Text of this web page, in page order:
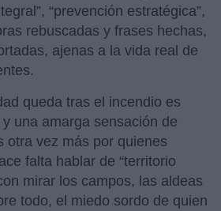
“prevención estratégica”,
rebuscadas y frases hechas,
ajenas a la vida real de
queda tras el incendio es
una amarga sensación de
otra vez más por quienes
falta hablar de “territorio
mirar los campos, las aldeas
todo, el miedo sordo de quien